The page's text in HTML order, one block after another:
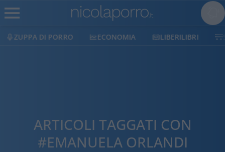
ZUPPA DI PORRO ECONOMIA LIBERILIBRI
ARTICOLI TAGGATI CON
#EMANUELA ORLANDI